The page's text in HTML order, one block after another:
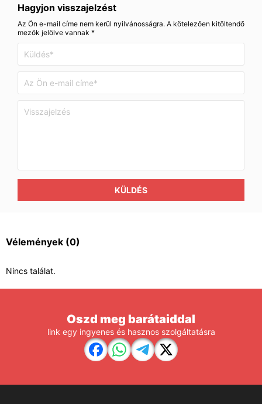
Hagyjon visszajelzést
Az Ön e-mail címe nem kerül nyilvánosságra. A kötelezően kitöltendő
mezők jelölve vannak *
KÜLDÉS
Vélemények (0)
Nincs találat.
Oszd meg barátaiddal
link egy ingyenes és hasznos szolgáltatásra